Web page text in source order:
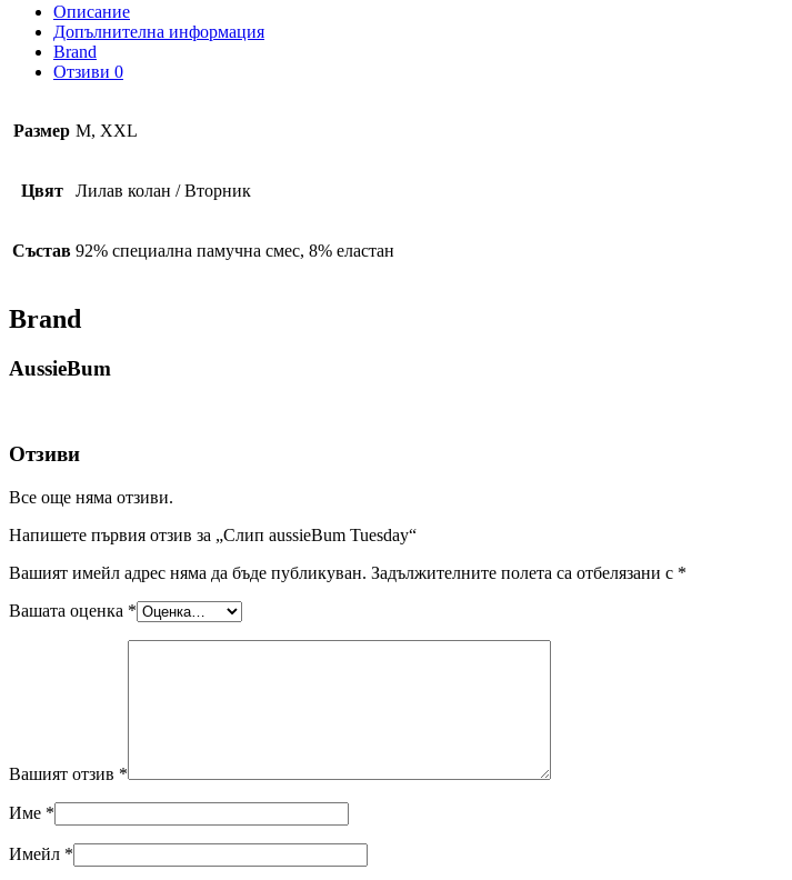
Описание
Допълнителна информация
Brand
Отзиви 0
Размер M, XXL
Цвят Лилав колан / Вторник
Състав 92% специална памучна смес, 8% еластан
Brand
AussieBum
Отзиви
Все още няма отзиви.
Напишете първия отзив за „Слип aussieBum Tuesday“
Вашият имейл адрес няма да бъде публикуван. Задължителните полета са отбелязани с *
Вашата оценка *
Вашият отзив *
Име *
Имейл *